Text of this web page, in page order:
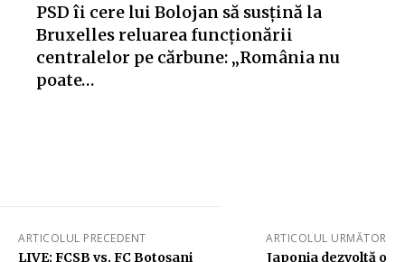
PSD îi cere lui Bolojan să susțină la
Bruxelles reluarea funcționării
centralelor pe cărbune: „România nu
poate…
ARTICOLUL PRECEDENT
LIVE: FCSB vs. FC Botoșani
ARTICOLUL URMĂTOR
Japonia dezvoltă o